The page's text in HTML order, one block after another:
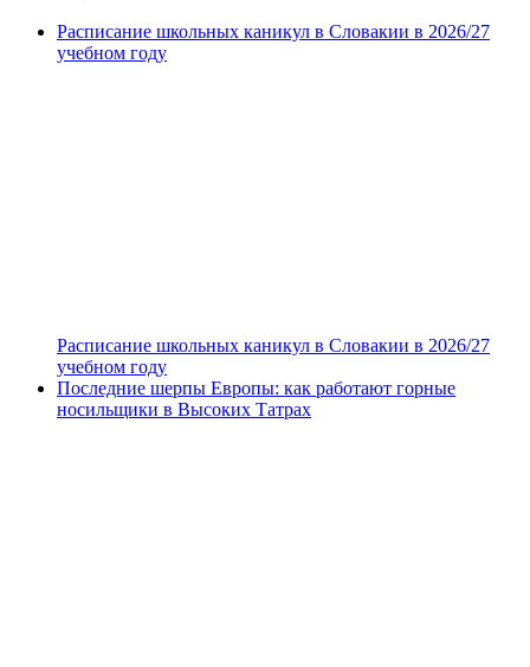
Расписание школьных каникул в Словакии в 2026/27
учебном году
Расписание школьных каникул в Словакии в 2026/27
учебном году
Последние шерпы Европы: как работают горные
носильщики в Высоких Татрах